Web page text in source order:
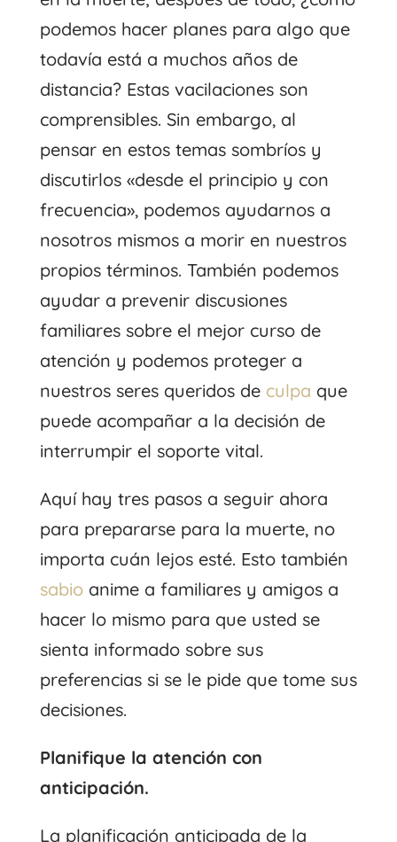
podemos hacer planes para algo que
todavía está a muchos años de
distancia? Estas vacilaciones son
comprensibles. Sin embargo, al
pensar en estos temas sombríos y
discutirlos «desde el principio y con
frecuencia», podemos ayudarnos a
nosotros mismos a morir en nuestros
propios términos. También podemos
ayudar a prevenir discusiones
familiares sobre el mejor curso de
atención y podemos proteger a
nuestros seres queridos de culpa que
puede acompañar a la decisión de
interrumpir el soporte vital.
Aquí hay tres pasos a seguir ahora
para prepararse para la muerte, no
importa cuán lejos esté. Esto también
sabioanime a familiares y amigos a
hacer lo mismo para que usted se
sienta informado sobre sus
preferencias si se le pide que tome sus
decisiones.
Planifique la atención con
anticipación.
La planificación anticipada de la